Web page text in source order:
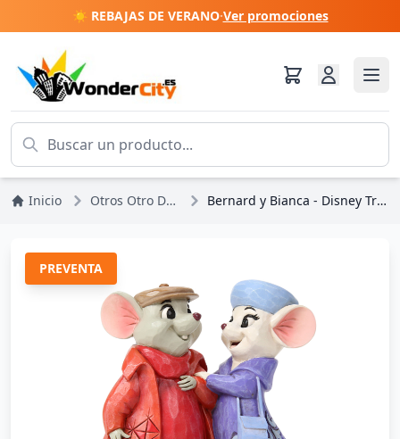
☀️ REBAJAS DE VERANO·Ver promociones
Inicio Otros Otro Disney Bernard y Bianca - Disney Traditions
PREVENTA